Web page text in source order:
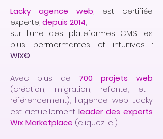
Lacky agence web, est certifiée
experte,depuis 2014,
sur l'une des plateformes CMS les
plus permormantes et intuitives :
WIX©
Avec plus de
700 projets web
(création, migration, refonte, et
référencement), l'agence web Lacky
est actuellement leader des experts
Wix Marketplace (cliquez ici).